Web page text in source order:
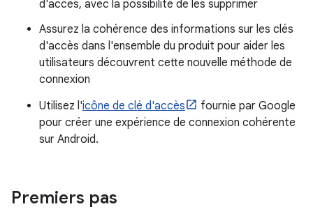
d'accès, avec la possibilité de les supprimer
Assurez la cohérence des informations sur les clés
d'accès dans l'ensemble du produit pour aider les
utilisateurs découvrent cette nouvelle méthode de
connexion
Utilisez l'icône de clé d'accès
fournie par Google
pour créer une expérience de connexion cohérente
sur Android.
Premiers pas